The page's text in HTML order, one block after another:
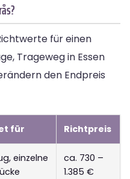
für einen
Trageweg in Essen
den Endpreis
für Richtpreis
einzelne
ca. 730 –
1.385 €